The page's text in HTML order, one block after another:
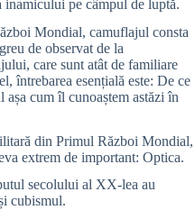
pe câmpul de luptă.
Mondial, camuflajul consta
de observat de la
care sunt atât de familiare
întrebarea esențială este: De ce
cum îl cunoaștem astăzi în
din Primul Război Mondial,
extrem de important: Optica.
secolului al XX-lea au
cubismul.